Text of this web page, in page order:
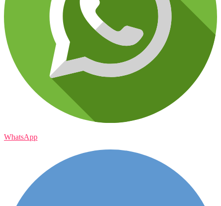
WhatsApp